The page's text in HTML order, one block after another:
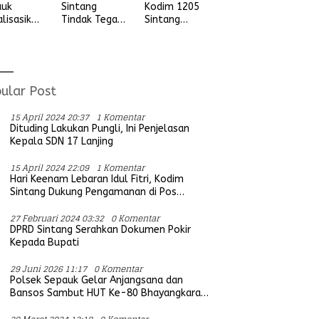
Desa
Ria
Sintang
Tindak Tegas
Umum
Kodim 1205
Sintang
Koramil
Post
15 April 2024 20:37 1 Komentar
Dituding Lakukan Pungli, Ini Penjelasan
Kepala SDN 17 Lanjing
15 April 2024 22:09 1 Komentar
Hari Keenam Lebaran Idul Fitri, Kodim
Sintang Dukung Pengamanan di Pos
27 Februari 2024 03:32 0 Komentar
DPRD Sintang Serahkan Dokumen Pokir
Kepada Bupati
29 Juni 2026 11:17 0 Komentar
Polsek Sepauk Gelar Anjangsana dan
Bansos Sambut HUT Ke-80 Bhayangkara